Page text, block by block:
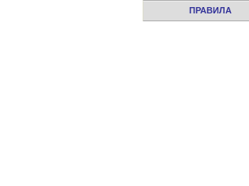
ПРАВИЛА